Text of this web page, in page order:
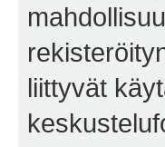
liittyvät